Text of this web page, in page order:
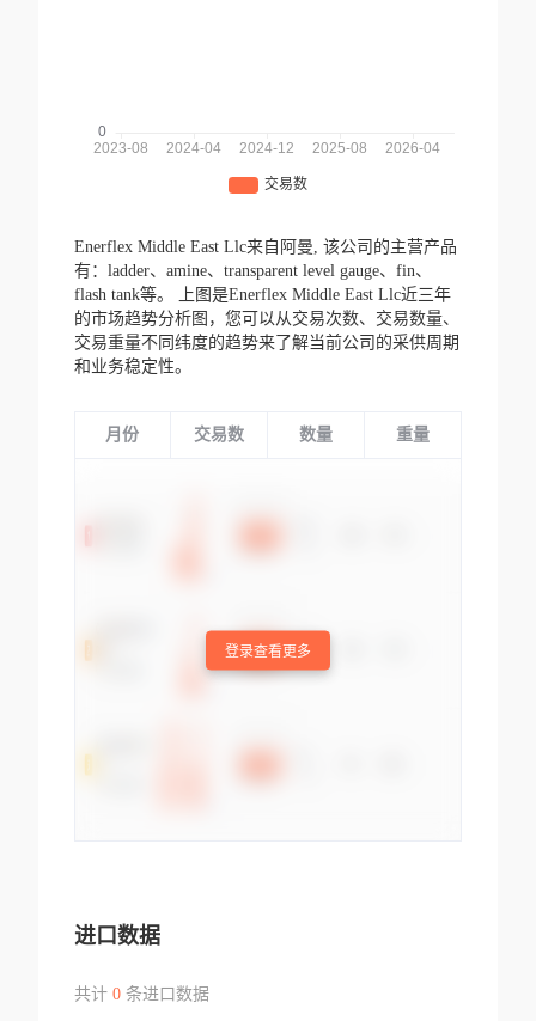
Enerflex Middle East Llc来自阿曼, 该公司的主营产品
有：ladder、amine、transparent level gauge、fin、
flash tank等。
上图是Enerflex Middle East Llc近三年
的市场趋势分析图，您可以从交易次数、交易数量、
交易重量不同纬度的趋势来了解当前公司的采供周期
和业务稳定性。
月份 交易数 数量 重量
登录查看更多
进口数据
共计 0条进口数据